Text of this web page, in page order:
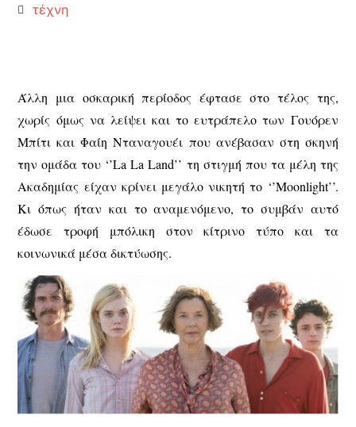
τέχνη
Άλλη μια οσκαρική περίοδος έφτασε στο τέλος της,
χωρίς όμως να λείψει και το ευτράπελο των Γουόρεν
Μπίτι και Φαίη Νταναγουέι που ανέβασαν στη σκηνή
την ομάδα του ‘’La La Land’’ τη στιγμή που τα μέλη της
Ακαδημίας είχαν κρίνει μεγάλο νικητή το ‘’Moonlight’’.
Κι όπως ήταν και το αναμενόμενο, το συμβάν αυτό
έδωσε τροφή μπόλικη στον κίτρινο τύπο και τα
κοινωνικά μέσα δικτύωσης.